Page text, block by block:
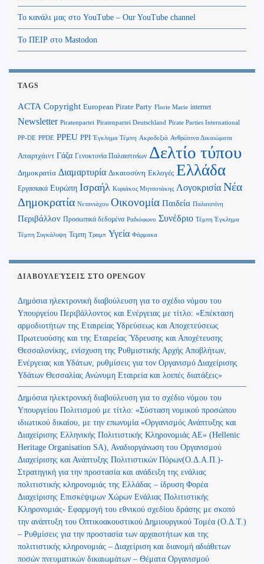
Το κανάλι μας στο YouTube – Our YouTube channel
Το ΠΕΙΡ στο Mastodon
TAGS
ACTA Copyright European Pirate Party Florie Marie internet
Newsletter Piratenpartei Piratenpartei Deutschland Pirate Parties International
PP-DE PPDE PPEU PPI Έγκλημα Τέμπη Ακροδεξιά Ανθρώπινα Δικαιώματα
Απαρτχάιντ Γάζα Γενοκτονία Παλαιστινίων Δελτίο τύπου
Δημοκρατία Διαμαρτυρία Δικαιοσύνη Εκλογές Ελλάδα
Εργασιακά Ευρώπη Ισραήλ Κυριάκος Μητσοτάκης Λογοκρισία Νέα
Δημοκρατία Νετανιάχου Οικονομία Παιδεία Παλαιστίνη
Περιβάλλον Προσωπικά δεδομένα Ραδιόφωνο Συνέδριο Τέμπη Έγκλημα
Τέμπη Συγκάλυψη Τεμπη Τραμπ Υγεία Φάρμακα
ΔΙΑΒΟΥΛΕΎΣΕΙΣ ΣΤΟ OPENGOV
Δημόσια ηλεκτρονική διαβούλευση για το σχέδιο νόμου του
Υπουργείου Περιβάλλοντος και Ενέργειας με τίτλο: «Επέκταση
αρμοδιοτήτων της Εταιρείας Υδρεύσεως και Αποχετεύσεως
Πρωτευούσης και της Εταιρείας Ύδρευσης και Αποχέτευσης
Θεσσαλονίκης, ενίσχυση της Ρυθμιστικής Αρχής Αποβλήτων,
Ενέργειας και Υδάτων, ρυθμίσεις για τον Οργανισμό Διαχείρισης
Υδάτων Θεσσαλίας Ανώνυμη Εταιρεία και λοιπές διατάξεις»
Δημόσια ηλεκτρονική διαβούλευση για το σχέδιο νόμου του
Υπουργείου Πολιτισμού με τίτλο: «Σύσταση νομικού προσώπου
ιδιωτικού δικαίου, με την επωνυμία «Οργανισμός Ανάπτυξης και
Διαχείρισης Ελληνικής Πολιτιστικής Κληρονομιάς ΑΕ» (Hellenic
Heritage Organisation SA), Αναδιοργάνωση του Οργανισμού
Διαχείρισης και Ανάπτυξης Πολιτιστικών Πόρων(Ο.Δ.Α.Π.)-
Στρατηγική για την προστασία και ανάδειξη της ενάλιας
πολιτιστικής κληρονομιάς της Ελλάδας – ίδρυση Φορέα
Διαχείρισης Επισκέψιμων Χώρων Ενάλιας Πολιτιστικής
Κληρονομιάς- Εφαρμογή του εθνικού σχεδίου δράσης με σκοπό
την ανάπτυξη του Οπτικοακουστικού Δημιουργικού Τομέα (Ο.Δ.Τ.)
– Ρυθμίσεις για την προστασία των αρχαιοτήτων και της
πολιτιστικής κληρονομιάς – Διαχείριση και διανομή αδιάθετων
ποσών πνευματικών δικαιωμάτων – Θέματα Οργανισμού